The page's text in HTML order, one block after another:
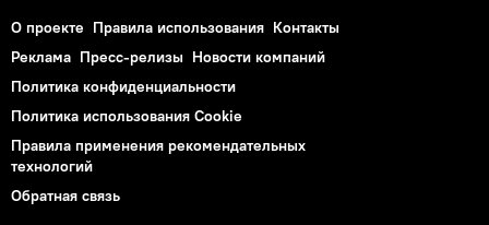
О проекте Правила использования Контакты
Реклама Пресс-релизы Новости компаний
Политика конфиденциальности
Политика использования Cookie
Правила применения рекомендательных
технологий
Обратная связь